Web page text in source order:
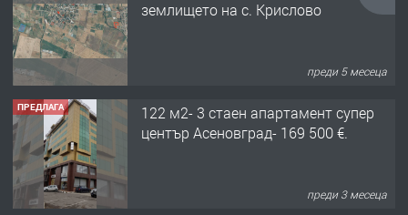
землището на с. Крислово
преди 5 месеца
ПРЕДЛАГА
122 м2- 3 стаен апартамент супер
център Асеновград- 169 500 €.
преди 3 месеца